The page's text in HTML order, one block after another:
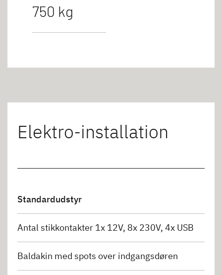
750 kg
Elektro-installation
Standardudstyr
Antal stikkontakter 1x 12V, 8x 230V, 4x USB
Baldakin med spots over indgangsdøren